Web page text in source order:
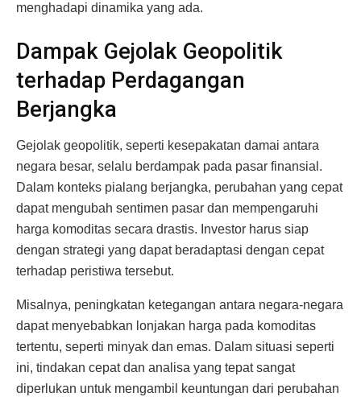
menghadapi dinamika yang ada.
Dampak Gejolak Geopolitik
terhadap Perdagangan
Berjangka
Gejolak geopolitik, seperti kesepakatan damai antara
negara besar, selalu berdampak pada pasar finansial.
Dalam konteks pialang berjangka, perubahan yang cepat
dapat mengubah sentimen pasar dan mempengaruhi
harga komoditas secara drastis. Investor harus siap
dengan strategi yang dapat beradaptasi dengan cepat
terhadap peristiwa tersebut.
Misalnya, peningkatan ketegangan antara negara-negara
dapat menyebabkan lonjakan harga pada komoditas
tertentu, seperti minyak dan emas. Dalam situasi seperti
ini, tindakan cepat dan analisa yang tepat sangat
diperlukan untuk mengambil keuntungan dari perubahan